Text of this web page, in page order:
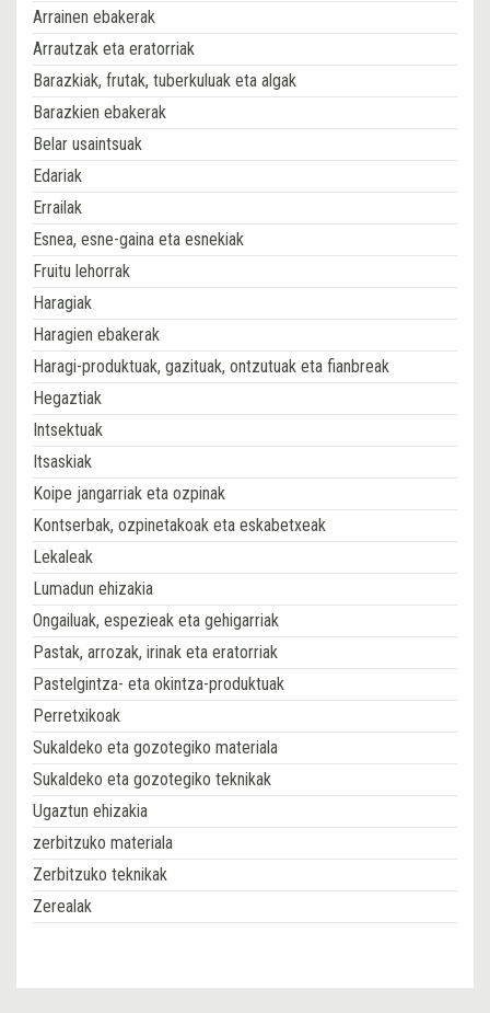
Arrainen ebakerak
Arrautzak eta eratorriak
Barazkiak, frutak, tuberkuluak eta algak
Barazkien ebakerak
Belar usaintsuak
Edariak
Errailak
Esnea, esne-gaina eta esnekiak
Fruitu lehorrak
Haragiak
Haragien ebakerak
Haragi-produktuak, gazituak, ontzutuak eta fianbreak
Hegaztiak
Intsektuak
Itsaskiak
Koipe jangarriak eta ozpinak
Kontserbak, ozpinetakoak eta eskabetxeak
Lekaleak
Lumadun ehizakia
Ongailuak, espezieak eta gehigarriak
Pastak, arrozak, irinak eta eratorriak
Pastelgintza- eta okintza-produktuak
Perretxikoak
Sukaldeko eta gozotegiko materiala
Sukaldeko eta gozotegiko teknikak
Ugaztun ehizakia
zerbitzuko materiala
Zerbitzuko teknikak
Zerealak